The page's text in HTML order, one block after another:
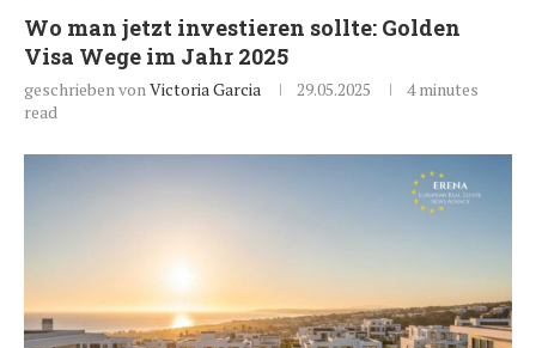
Wo man jetzt investieren sollte: Golden
Visa Wege im Jahr 2025
geschrieben vonVictoria Garcia 29.05.2025
4 minutes
read